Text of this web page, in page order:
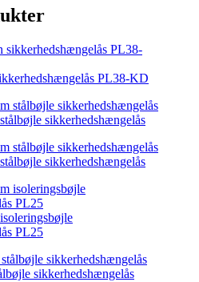
PL38-KD
sikkerhedshængelås
sikkerhedshængelås
PL25
sikkerhedshængelås